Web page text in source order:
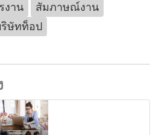
งาน
สัมภาษณ์งาน
ษัทท็อป